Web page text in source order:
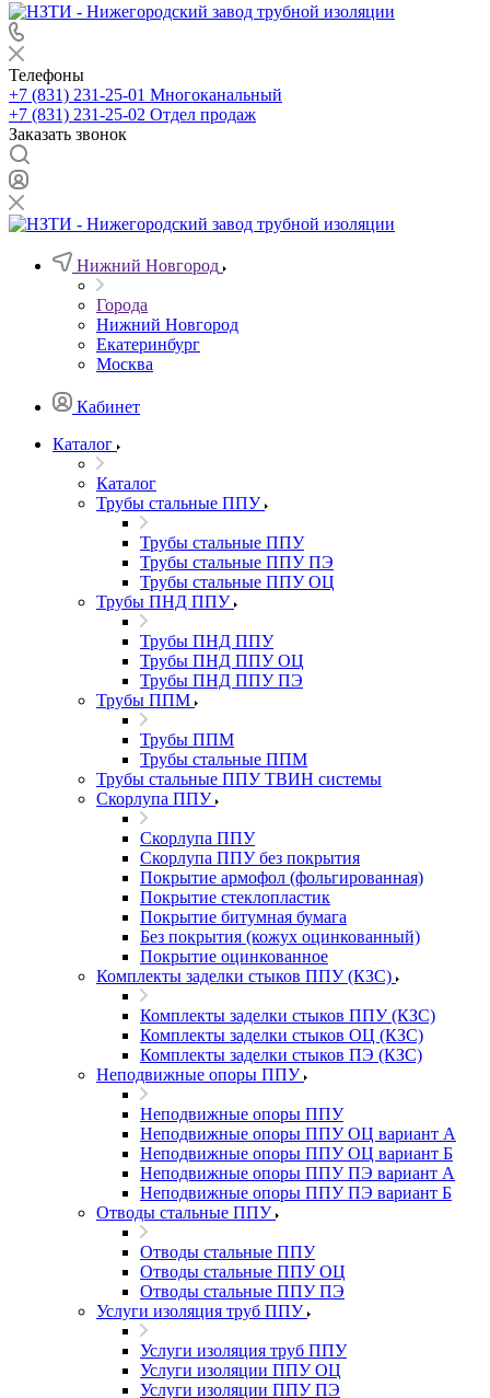
Телефоны
+7 (831) 231-25-01 Многоканальный
+7 (831) 231-25-02 Отдел продаж
Заказать звонок
Нижний Новгород
Города
Нижний Новгород
Екатеринбург
Москва
Кабинет
Каталог
Каталог
Трубы стальные ППУ
Трубы стальные ППУ
Трубы стальные ППУ ПЭ
Трубы стальные ППУ ОЦ
Трубы ПНД ППУ
Трубы ПНД ППУ
Трубы ПНД ППУ ОЦ
Трубы ПНД ППУ ПЭ
Трубы ППМ
Трубы ППМ
Трубы стальные ППМ
Трубы стальные ППУ ТВИН системы
Скорлупа ППУ
Скорлупа ППУ
Скорлупа ППУ без покрытия
Покрытие армофол (фольгированная)
Покрытие стеклопластик
Покрытие битумная бумага
Без покрытия (кожух оцинкованный)
Покрытие оцинкованное
Комплекты заделки стыков ППУ (КЗС)
Комплекты заделки стыков ППУ (КЗС)
Комплекты заделки стыков ОЦ (КЗС)
Комплекты заделки стыков ПЭ (КЗС)
Неподвижные опоры ППУ
Неподвижные опоры ППУ
Неподвижные опоры ППУ ОЦ вариант А
Неподвижные опоры ППУ ОЦ вариант Б
Неподвижные опоры ППУ ПЭ вариант А
Неподвижные опоры ППУ ПЭ вариант Б
Отводы стальные ППУ
Отводы стальные ППУ
Отводы стальные ППУ ОЦ
Отводы стальные ППУ ПЭ
Услуги изоляция труб ППУ
Услуги изоляция труб ППУ
Услуги изоляции ППУ ОЦ
Услуги изоляции ППУ ПЭ